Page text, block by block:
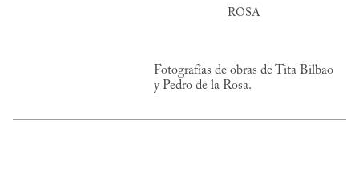
ROSA
Fotografías de obras de Tita Bilbao
y Pedro de la Rosa.